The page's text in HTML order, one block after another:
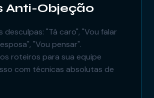
Anti-Objeção
desculpas: "Tá caro", "Vou falar
"Vou pensar".
roteiros para sua equipe
com técnicas absolutas de